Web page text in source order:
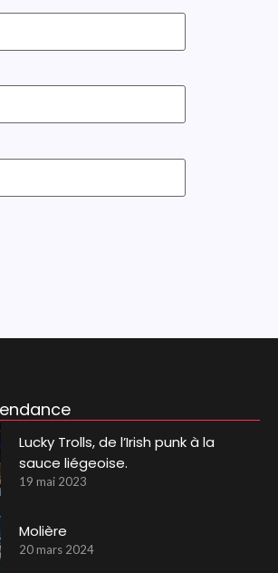
Lucky Trolls, de l’Irish punk à la
sauce liégeoise.
19 mai 2023
Molière
20 mars 2024